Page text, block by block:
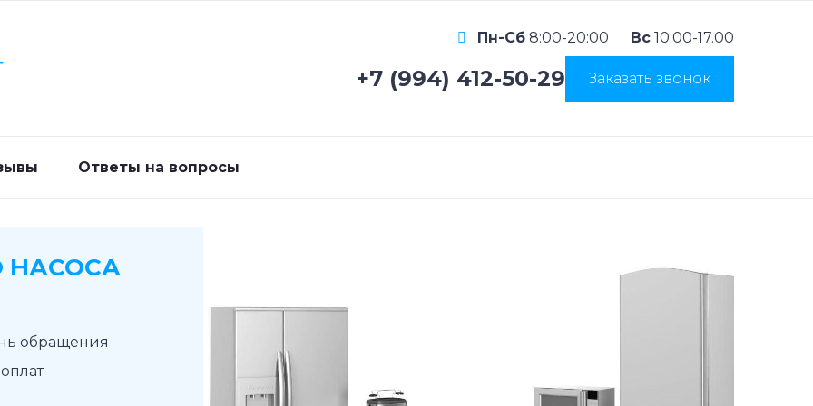
Пн-Сб 8:00-20:00 Вс 10:00-17.00
+7 (994) 412-50-29 Заказать звонок
Ответы на вопросы
НАСОСА
обращения